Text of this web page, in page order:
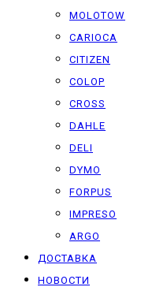
MOLOTOW
CARIOCA
CITIZEN
COLOP
CROSS
DAHLE
DELI
DYMO
FORPUS
IMPRESO
ARGO
ДОСТАВКА
НОВОСТИ